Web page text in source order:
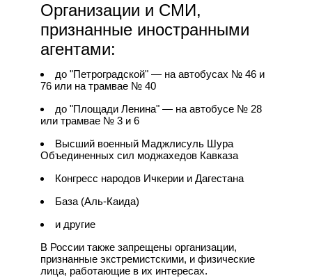
Организации и СМИ,
признанные иностранными
агентами:
до "Петроградской" — на автобусах № 46 и
76 или на трамвае № 40
до "Площади Ленина" — на автобусе № 28
или трамвае № 3 и 6
Высший военный Маджлисуль Шура
Объединенных сил моджахедов Кавказа
Конгресс народов Ичкерии и Дагестана
База (Аль-Каида)
и другие
В России также запрещены организации,
признанные экстремистскими, и физические
лица, работающие в их интересах.